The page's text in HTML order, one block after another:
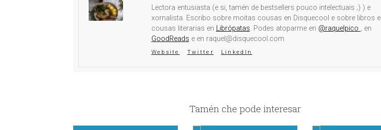
Lectora entusiasta (e si, tamén de bestsellers pouco intelectuais ;) ) e
xornalista. Escribo sobre moitas cousas en Disquecool e sobre libros e
cousas literarias en Librópatas. Podes atoparme en @raquelpico , en
GoodReads e en raquel@disquecool.com
Website Twitter LinkedIn
Tamén che pode interesar